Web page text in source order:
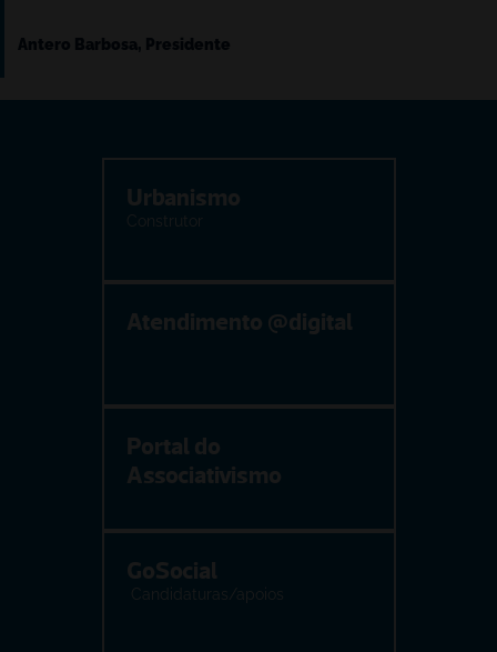
Antero Barbosa, Presidente
Urbanismo
Construtor
Atendimento @digital
Portal do
Associativismo
GoSocial
Candidaturas/apoios